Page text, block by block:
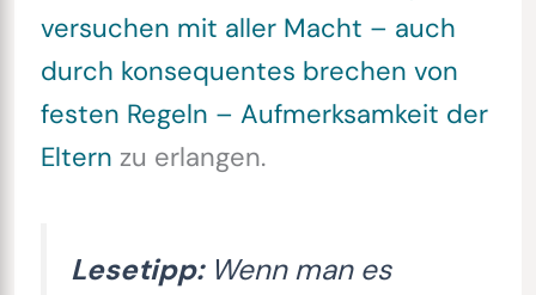
versuchen mit aller Macht – auch
durch konsequentes brechen von
festen Regeln – Aufmerksamkeit der
Eltern zu erlangen.
Lesetipp:Wenn man es